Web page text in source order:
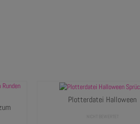
Plotterdatei Halloween